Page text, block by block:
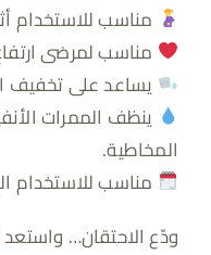
مناسب للاستخدام
مناسب لمرضى
يساعد على تخفيف
ينظف الممرات
المخاطية.
مناسب للاستخدام
ودّع الاحتقان…